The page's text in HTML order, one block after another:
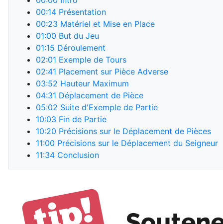
00:14 Présentation
00:23 Matériel et Mise en Place
01:00 But du Jeu
01:15 Déroulement
02:01 Exemple de Tours
02:41 Placement sur Pièce Adverse
03:52 Hauteur Maximum
04:31 Déplacement de Pièce
05:02 Suite d'Exemple de Partie
10:03 Fin de Partie
10:20 Précisions sur le Déplacement de Pièces
11:00 Précisions sur le Déplacement du Seigneur
11:34 Conclusion